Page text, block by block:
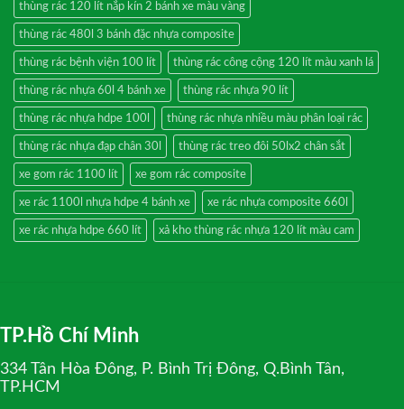
thùng rác 120 lít nắp kín 2 bánh xe màu vàng
thùng rác 480l 3 bánh đặc nhựa composite
thùng rác bệnh viện 100 lít thùng rác công cộng 120 lít màu xanh lá
thùng rác nhựa 60l 4 bánh xe thùng rác nhựa 90 lít
thùng rác nhựa hdpe 100l thùng rác nhựa nhiều màu phân loại rác
thùng rác nhựa đạp chân 30l thùng rác treo đôi 50lx2 chân sắt
xe gom rác 1100 lít xe gom rác composite
xe rác 1100l nhựa hdpe 4 bánh xe xe rác nhựa composite 660l
xe rác nhựa hdpe 660 lít xả kho thùng rác nhựa 120 lít màu cam
TP.Hồ Chí Minh
334 Tân Hòa Đông, P. Bình Trị Đông, Q.Bình Tân,
TP.HCM